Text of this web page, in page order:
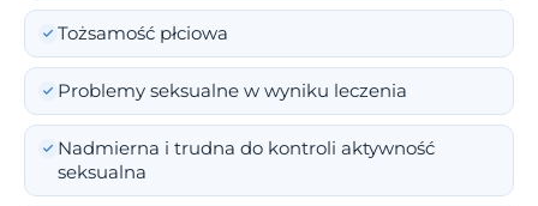
Tożsamość płciowa
Problemy seksualne w wyniku leczenia
Nadmierna i trudna do kontroli aktywność
seksualna